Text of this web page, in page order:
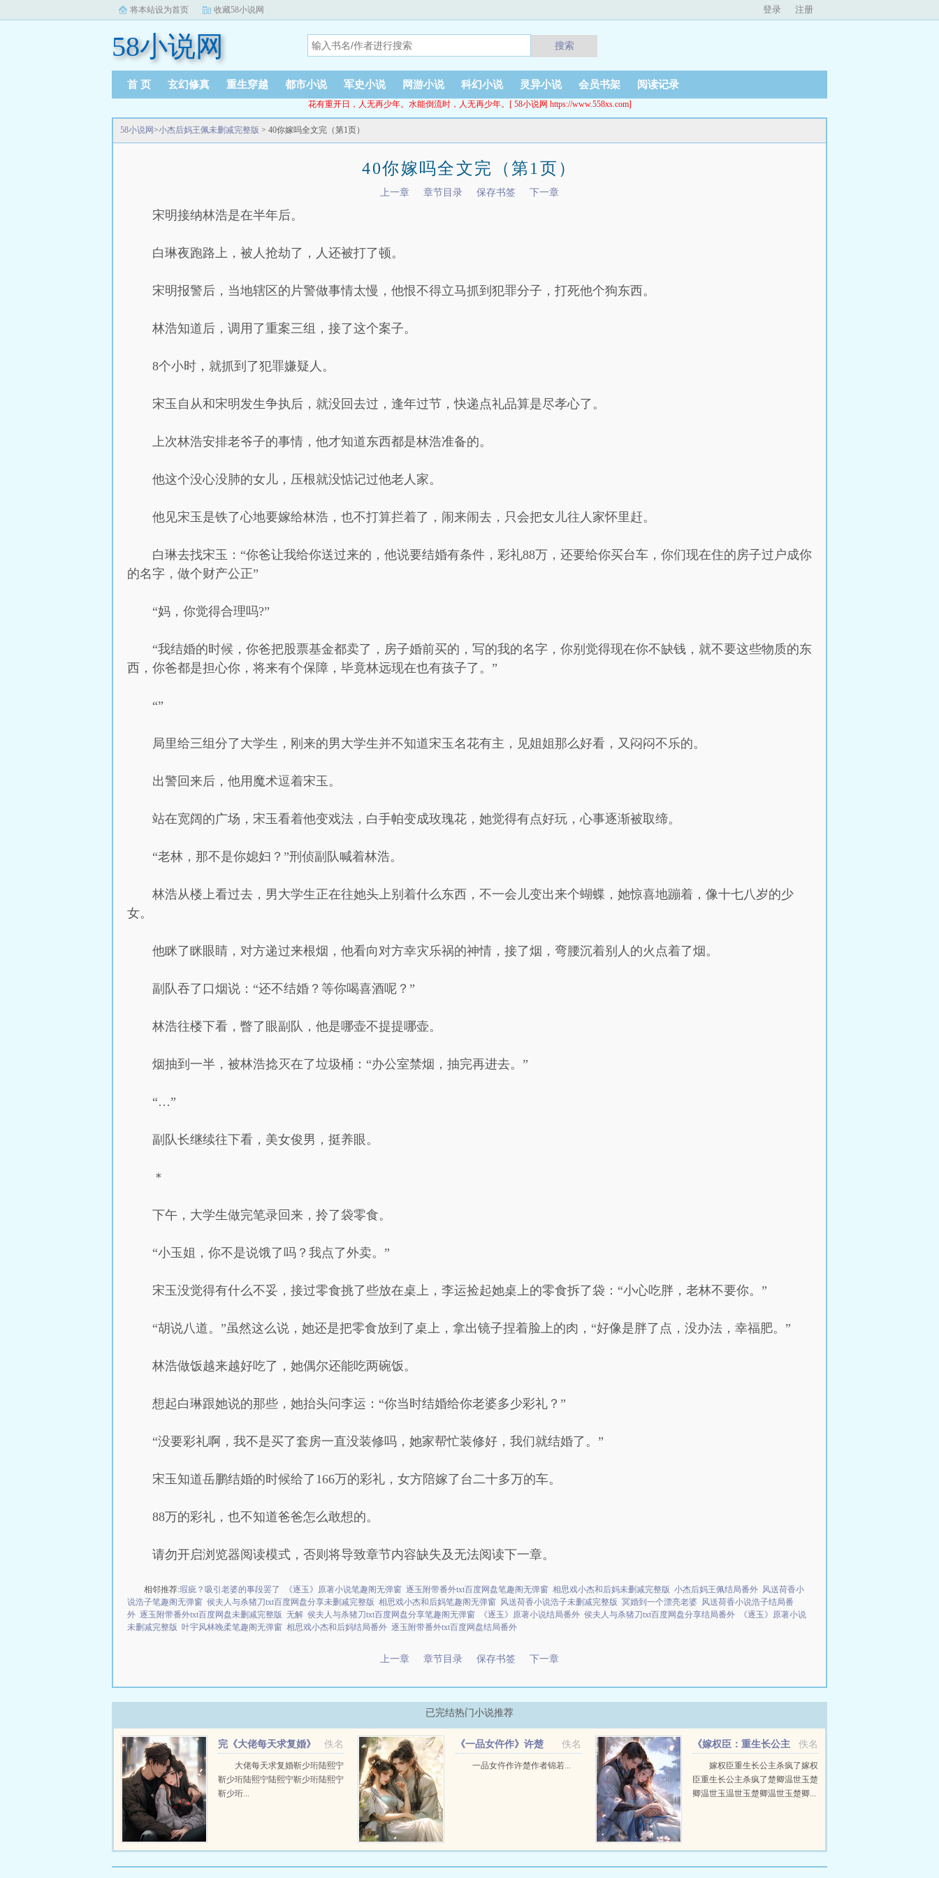
将本站设为首页 收藏58小说网 登录 注册
58小说网 搜索
首 页 玄幻修真 重生穿越 都市小说 军史小说 网游小说 科幻小说 灵异小说 会员书架 阅读记录
花有重开日，人无再少年。水能倒流时，人无再少年。[ 58小说网 https://www.558xs.com]
58小说网>小杰后妈王佩未删减完整版 > 40你嫁吗全文完（第1页）
40你嫁吗全文完（第1页）
上一章 章节目录 保存书签 下一章
宋明接纳林浩是在半年后。
白琳夜跑路上，被人抢劫了，人还被打了顿。
宋明报警后，当地辖区的片警做事情太慢，他恨不得立马抓到犯罪分子，打死他个狗东西。
林浩知道后，调用了重案三组，接了这个案子。
8个小时，就抓到了犯罪嫌疑人。
宋玉自从和宋明发生争执后，就没回去过，逢年过节，快递点礼品算是尽孝心了。
上次林浩安排老爷子的事情，他才知道东西都是林浩准备的。
他这个没心没肺的女儿，压根就没惦记过他老人家。
他见宋玉是铁了心地要嫁给林浩，也不打算拦着了，闹来闹去，只会把女儿往人家怀里赶。
白琳去找宋玉：“你爸让我给你送过来的，他说要结婚有条件，彩礼88万，还要给你买台车，你们现在住的房子过户成你
的名字，做个财产公正”
“妈，你觉得合理吗?”
“我结婚的时候，你爸把股票基金都卖了，房子婚前买的，写的我的名字，你别觉得现在你不缺钱，就不要这些物质的东
西，你爸都是担心你，将来有个保障，毕竟林远现在也有孩子了。”
“”
局里给三组分了大学生，刚来的男大学生并不知道宋玉名花有主，见姐姐那么好看，又闷闷不乐的。
出警回来后，他用魔术逗着宋玉。
站在宽阔的广场，宋玉看着他变戏法，白手帕变成玫瑰花，她觉得有点好玩，心事逐渐被取缔。
“老林，那不是你媳妇？”刑侦副队喊着林浩。
林浩从楼上看过去，男大学生正在往她头上别着什么东西，不一会儿变出来个蝴蝶，她惊喜地蹦着，像十七八岁的少
女。
他眯了眯眼睛，对方递过来根烟，他看向对方幸灾乐祸的神情，接了烟，弯腰沉着别人的火点着了烟。
副队吞了口烟说：“还不结婚？等你喝喜酒呢？”
林浩往楼下看，瞥了眼副队，他是哪壶不提提哪壶。
烟抽到一半，被林浩捻灭在了垃圾桶：“办公室禁烟，抽完再进去。”
“…”
副队长继续往下看，美女俊男，挺养眼。
＊
下午，大学生做完笔录回来，拎了袋零食。
“小玉姐，你不是说饿了吗？我点了外卖。”
宋玉没觉得有什么不妥，接过零食挑了些放在桌上，李运捡起她桌上的零食拆了袋：“小心吃胖，老林不要你。”
“胡说八道。”虽然这么说，她还是把零食放到了桌上，拿出镜子捏着脸上的肉，“好像是胖了点，没办法，幸福肥。”
林浩做饭越来越好吃了，她偶尔还能吃两碗饭。
想起白琳跟她说的那些，她抬头问李运：“你当时结婚给你老婆多少彩礼？”
“没要彩礼啊，我不是买了套房一直没装修吗，她家帮忙装修好，我们就结婚了。”
宋玉知道岳鹏结婚的时候给了166万的彩礼，女方陪嫁了台二十多万的车。
88万的彩礼，也不知道爸爸怎么敢想的。
请勿开启浏览器阅读模式，否则将导致章节内容缺失及无法阅读下一章。
相邻推荐:瑕疵？吸引老婆的事段罢了 《逐玉》原著小说笔趣阁无弹窗 逐玉附带番外txt百度网盘笔趣阁无弹窗 相思戏小杰和后妈未删减完整版 小杰后妈王佩结局番外 风送荷香小
说浩子笔趣阁无弹窗 侯夫人与杀猪刀txt百度网盘分享未删减完整版 相思戏小杰和后妈笔趣阁无弹窗 风送荷香小说浩子未删减完整版 冥婚到一个漂亮老婆 风送荷香小说浩子结局番
外 逐玉附带番外txt百度网盘未删减完整版 无解 侯夫人与杀猪刀txt百度网盘分享笔趣阁无弹窗 《逐玉》原著小说结局番外 侯夫人与杀猪刀txt百度网盘分享结局番外
《逐玉》原著小说
未删减完整版 叶宇风林晚柔笔趣阁无弹窗 相思戏小杰和后妈结局番外 逐玉附带番外txt百度网盘结局番外
上一章 章节目录 保存书签 下一章
已完结热门小说推荐
佚名
完《大佬每天求复婚》
靳少珩陆熙宁
大佬每天求复婚靳少珩陆熙宁
靳少珩陆熙宁陆熙宁靳少珩陆熙宁
靳少珩...
佚名
《一品女仵作》许楚
一品女仵作许楚作者锦若...
佚名
《嫁权臣：重生长公主
杀疯了》
嫁权臣重生长公主杀疯了嫁权
臣重生长公主杀疯了楚卿温世玉楚
卿温世玉温世玉楚卿温世玉楚卿...